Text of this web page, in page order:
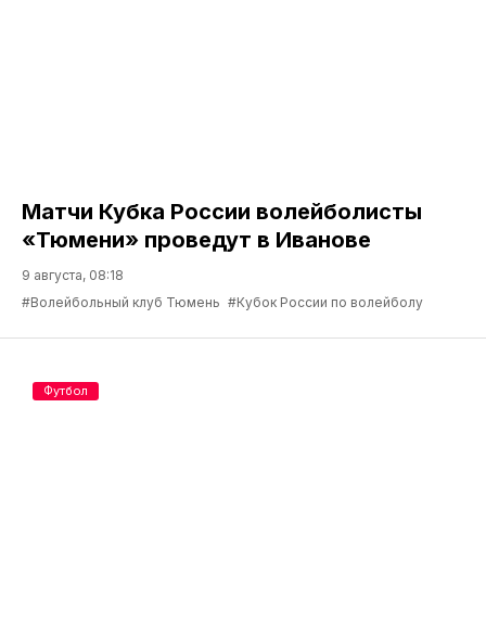
Матчи Кубка России волейболисты
«Тюмени» проведут в Иванове
9 августа, 08:18
#Волейбольный клуб Тюмень #Кубок России по волейболу
Футбол